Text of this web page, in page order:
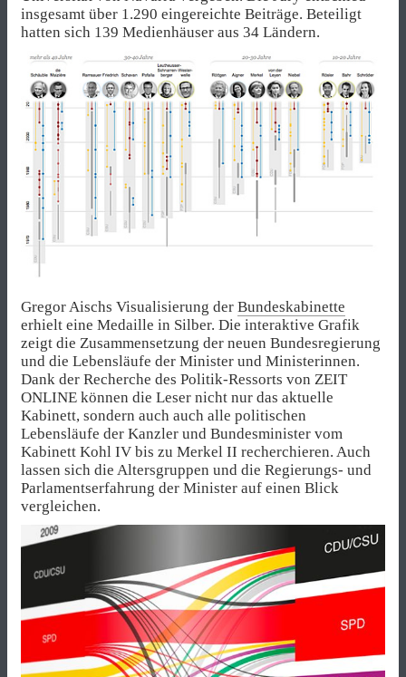
insgesamt über 1.290 eingereichte Beiträge. Beteiligt
hatten sich 139 Medienhäuser aus 34 Ländern.
Gregor Aischs Visualisierung der Bundeskabinette
erhielt eine Medaille in Silber. Die interaktive Grafik
zeigt die Zusammensetzung der neuen Bundesregierung
und die Lebensläufe der Minister und Ministerinnen.
Dank der Recherche des Politik-Ressorts von ZEIT
ONLINE können die Leser nicht nur das aktuelle
Kabinett, sondern auch auch alle politischen
Lebensläufe der Kanzler und Bundesminister vom
Kabinett Kohl IV bis zu Merkel II recherchieren. Auch
lassen sich die Altersgruppen und die Regierungs- und
Parlamentserfahrung der Minister auf einen Blick
vergleichen.